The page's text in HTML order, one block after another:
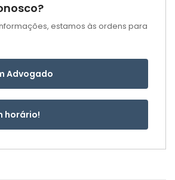
estamos às ordens para
Advogado
horário!